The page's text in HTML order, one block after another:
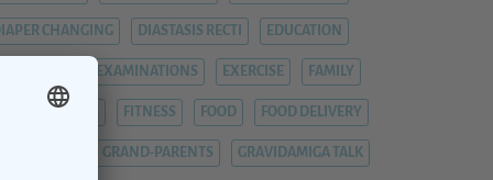
CHANGING DIASTASIS RECTI EDUCATION
EXAMINATIONS EXERCISE FAMILY
FIEBER FITNESS FOOD FOOD DELIVERY
GRAND-PARENTS GRAVIDAMIGA TALK